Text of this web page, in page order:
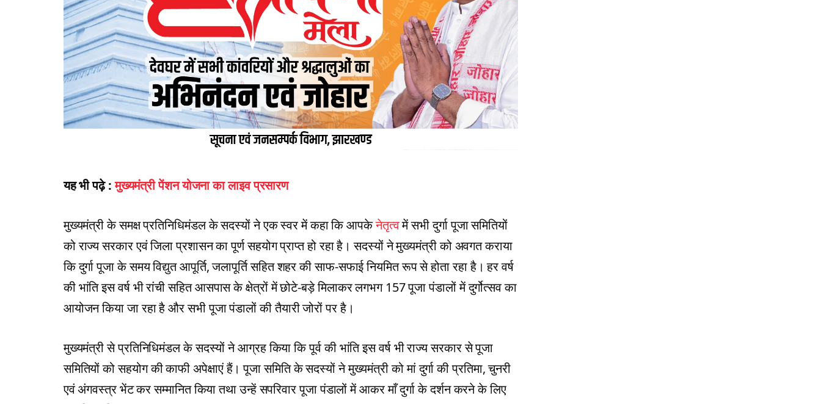
यह भी पढ़े :मुख्यमंत्री पेंशन योजना का लाइव प्रसारण
मुख्यमंत्री के समक्ष प्रतिनिधिमंडल के सदस्यों ने एक स्वर में कहा कि आपकेनेतृत्वमें सभी दुर्गा पूजा समितियों
को राज्य सरकार एवं जिला प्रशासन का पूर्ण सहयोग प्राप्त हो रहा है। सदस्यों ने मुख्यमंत्री को अवगत कराया
कि दुर्गा पूजा के समय विद्युत आपूर्ति, जलापूर्ति सहित शहर की साफ-सफाई नियमित रूप से होता रहा है। हर वर्ष
की भांति इस वर्ष भी रांची सहित आसपास के क्षेत्रों में छोटे-बड़े मिलाकर लगभग 157 पूजा पंडालों में दुर्गोत्सव का
आयोजन किया जा रहा है और सभी पूजा पंडालों की तैयारी जोरों पर है।
मुख्यमंत्री से प्रतिनिधिमंडल के सदस्यों ने आग्रह किया कि पूर्व की भांति इस वर्ष भी राज्य सरकार से पूजा
समितियों को सहयोग की काफी अपेक्षाएं हैं। पूजा समिति के सदस्यों ने मुख्यमंत्री को मां दुर्गा की प्रतिमा, चुनरी
एवं अंगवस्त्र भेंट कर सम्मानित किया तथा उन्हें सपरिवार पूजा पंडालों में आकर माँ दुर्गा के दर्शन करने के लिए